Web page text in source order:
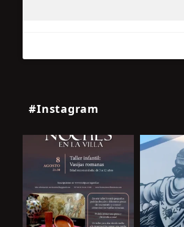
#Instagram